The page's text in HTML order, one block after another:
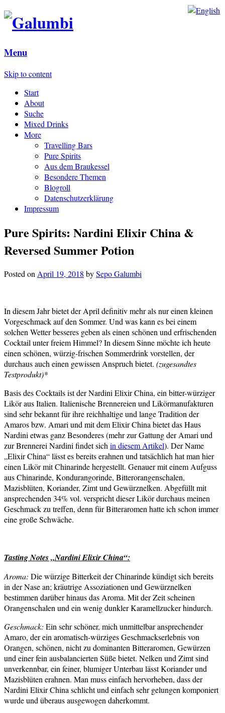
Menu
Skip to content
Start
About
Suche
Mixed Drinks
More
Travelling Bars
Pure Spirits
Aus dem Braukessel
Besondere Themen
Blogroll
Datenschutzerklärung
Impressum
Pure Spirits: Nardini Elixir China &
Reversed Summer Potion
Posted onApril 19, 2018 bySepo Galumbi
In diesem Jahr bietet der April definitiv mehr als nur einen kleinen
Vorgeschmack auf den Sommer. Und was kann es bei einem
solchen Wetter besseres geben als einen schönen und erfrischenden
Cocktail unter freiem Himmel? In diesem Sinne möchte ich heute
einen schönen, würzig-frischen Sommerdrink vorstellen, der
durchaus auch einen gewissen Anspruch bietet. (zugesandtes
Testprodukt)*
Basis des Cocktails ist der Nardini Elixir China, ein bitter-würziger
Likör aus Italien. Italienische Brennereien und Likörmanufakturen
sind sehr bekannt für ihre reichhaltige und lange Tradition der
Amaros bzw. Amari und mit dem Elixir China bietet das Haus
Nardini etwas ganz Besonderes (mehr zur Gattung der Amari und
zur Brennerei Nardini findet sichin diesem Artikel). Der Name
„Elixir China“ lässt es bereits erahnen und tatsächlich hat man hier
einen Likör mit Chinarinde hergestellt. Genauer mit einem Aufguss
aus Chinarinde, Kondurangorinde, Bitterorangenschalen,
Mazisblüten, Koriander, Zimt und Gewürznelken. Abgefüllt mit
ansprechenden 34% vol. verspricht dieser Likör durchaus meinen
Geschmack zu treffen, denn für Bitteraromen hatte ich schon immer
eine große Schwäche.
Tasting Notes „Nardini Elixir China“:
Aroma: Die würzige Bitterkeit der Chinarinde kündigt sich bereits
in der Nase an; kräutrige Assoziationen und Gewürznelken
bestimmen darüber hinaus das Aroma. Mit der Zeit scheinen
Orangenschalen und ein wenig dunkler Karamellzucker hindurch.
Geschmack: Ein sehr schöner, mich unmittelbar ansprechender
Amaro, der ein aromatisch-würziges Geschmackserlebnis von
Orangen, schönen, nicht zu dominanten Bitteraromen, Gewürzen
und einer fein ausbalancierten Süße bietet. Nelken und Zimt sind
unverkennbar, ein feiner, blumiger Unterbau lässt Koriander und
Mazisblüten erahnen. Man muss einfach hervorheben, dass der
Nardini Elixir China schlicht und einfach sehr gelungen komponiert
wurde und überaus ausgewogen daherkommt.